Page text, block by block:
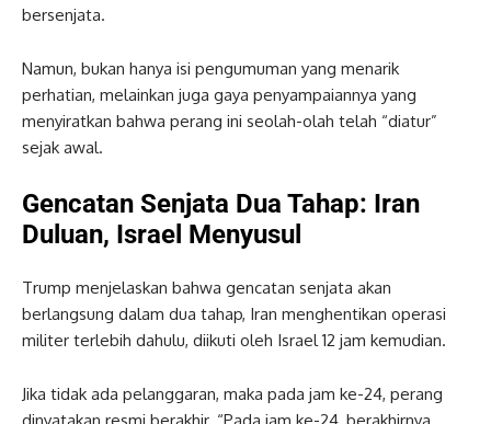
bersenjata.
Namun, bukan hanya isi pengumuman yang menarik
perhatian, melainkan juga gaya penyampaiannya yang
menyiratkan bahwa perang ini seolah-olah telah “diatur”
sejak awal.
Gencatan Senjata Dua Tahap: Iran
Duluan, Israel Menyusul
Trump menjelaskan bahwa gencatan senjata akan
berlangsung dalam dua tahap, Iran menghentikan operasi
militer terlebih dahulu, diikuti oleh Israel 12 jam kemudian.
Jika tidak ada pelanggaran, maka pada jam ke-24, perang
dinyatakan resmi berakhir. “Pada jam ke-24, berakhirnya